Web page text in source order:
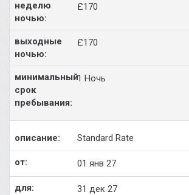
£170
£170
1 Ночь
Standard Rate
01 янв 27
31 дек 27